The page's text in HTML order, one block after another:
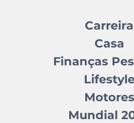
Carreira
Casa
Finanças
Motores
Mundial